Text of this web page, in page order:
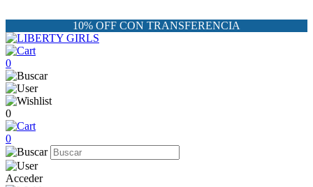
10% OFF CON TRANSFERENCIA
0
0
0
Acceder